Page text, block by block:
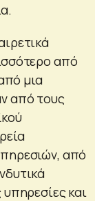
από
μια
από τους
από
και